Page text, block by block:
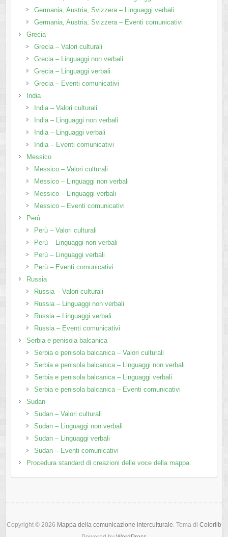
Germania, Austria, Svizzera – Linguaggi verbali
Germania, Austria, Svizzera – Eventi comunicativi
Grecia
Grecia – Valori culturali
Grecia – Linguaggi non verbali
Grecia – Linguaggi verbali
Grecia – Eventi comunicativi
India
India – Valori culturali
India – Linguaggi non verbali
India – Linguaggi verbali
India – Eventi comunicativi
Messico
Messico – Valori culturali
Messico – Linguaggi non verbali
Messico – Linguaggi verbali
Messico – Eventi comunicativi
Perù
Perù – Valori culturali
Perù – Linguaggi non verbali
Perù – Linguaggi verbali
Perù – Eventi comunicativi
Russia
Russia – Valori culturali
Russia – Linguaggi non verbali
Russia – Linguaggi verbali
Russia – Eventi comunicativi
Serbia e penisola balcanica
Serbia e penisola balcanica – Valori culturali
Serbia e penisola balcanica – Linguaggi non verbali
Serbia e penisola balcanica – Linguaggi verbali
Serbia e penisola balcanica – Eventi comunicativi
Sudan
Sudan – Valori culturali
Sudan – Linguaggi non verbali
Sudan – Linguaggi verbali
Sudan – Eventi comunicativi
Procedura standard di creazioni delle voce della mappa
Copyright © 2026 Mappa della comunicazione interculturale . Tema di Colorlib